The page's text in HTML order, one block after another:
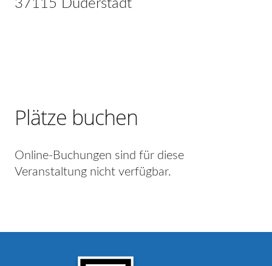
37115 Duderstadt
Plätze buchen
Online-Buchungen sind für diese
Veranstaltung nicht verfügbar.